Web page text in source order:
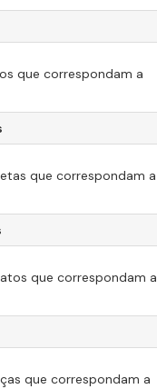
que correspondam a
que correspondam a
que correspondam a
que correspondam a